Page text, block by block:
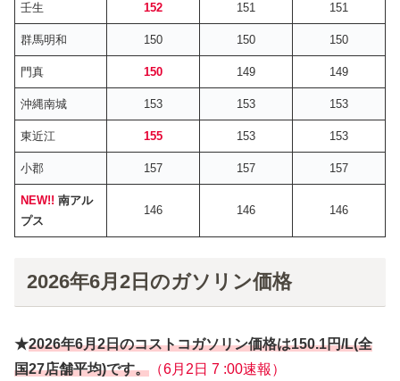
壬生 152 151 151
群馬明和 150 150 150
門真 150 149 149
沖縄南城 153 153 153
東近江 155 153 153
小郡 157 157 157
NEW!! 南アル
プス
146 146 146
2026年6月2日のガソリン価格
★2026年6月2日のコストコガソリン価格は150.1円/L(全
国27店舗平均)です。 （6月2日 7 :00速報）